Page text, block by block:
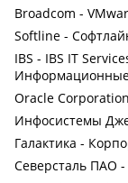
Broadcom -
Softline -
IBS - IBS IT
Oracle Corporation
Инфосистемы
Галактика -
Северсталь ПАО